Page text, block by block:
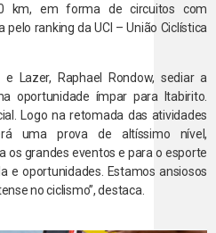
km, em forma de circuitos com
ranking da UCI – União Ciclística
Lazer, Raphael Rondow, sediar a
oportunidade ímpar para Itabirito.
Logo na retomada das atividades
uma prova de altíssimo nível,
os grandes eventos e para o esporte
e oportunidades. Estamos ansiosos
no ciclismo”, destaca.